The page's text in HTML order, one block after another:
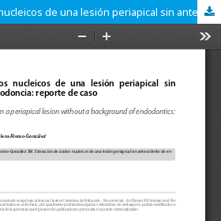
Extracción de ácidos nucleicos de una lesión periapical sin antecedente de endodoncia: reporte de caso